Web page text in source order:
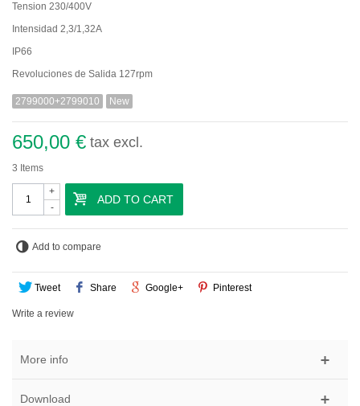
Tension 230/400V
Intensidad 2,3/1,32A
IP66
Revoluciones de Salida 127rpm
2799000+2799010 New
650,00 € tax excl.
3 Items
-
+
ADD TO CART
Add to compare
Tweet Share Google+ Pinterest
Write a review
More info
Download